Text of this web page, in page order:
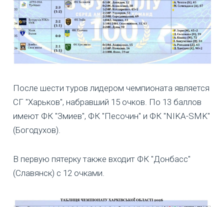
После шести туров лидером чемпионата является
СГ "Харьков", набравший 15 очков. По 13 баллов
имеют ФК "Змиев", ФК "Песочин" и ФК "NIKA-SMK"
(Богодухов).
В первую пятерку также входит ФК "Донбасс"
(Славянск) с 12 очками.